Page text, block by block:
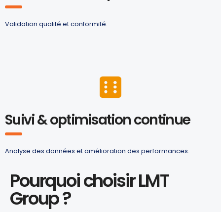
Validation qualité et conformité.
Suivi & optimisation continue
Analyse des données et amélioration des performances.
Pourquoi choisir LMT
Group ?